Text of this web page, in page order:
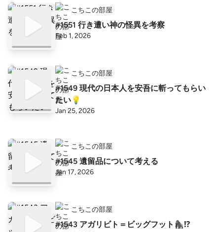
こちこの部屋
#1551 行き遭い神の怪異を考察
Feb 1, 2026
こちこの部屋
#1549 現代の日本人を安吾に斬ってもらい
たい💡
Jan 25, 2026
こちこの部屋
#1545 遺留品について考える
Jan 17, 2026
こちこの部屋
#1543 アガリビト＝ビッグフット🦍⁉️